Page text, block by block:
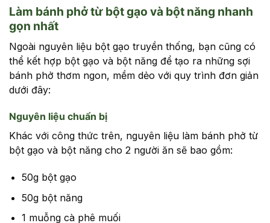
Làm bánh phở từ bột gạo và bột năng nhanh
gọn nhất
Ngoài nguyên liệu bột gạo truyền thống, bạn cũng có
thể kết hợp bột gạo và bột năng để tạo ra những sợi
bánh phở thơm ngon, mềm dẻo với quy trình đơn giản
dưới đây:
Nguyên liệu chuẩn bị
Khác với công thức trên, nguyên liệu làm bánh phở từ
bột gạo và bột năng cho 2 người ăn sẽ bao gồm:
50g bột gạo
50g bột năng
1 muỗng cà phê muối